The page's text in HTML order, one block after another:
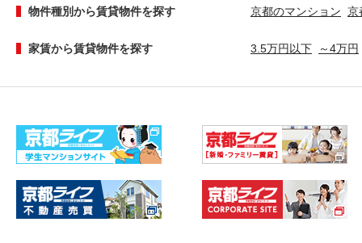
物件種別から賃貸物件を探す 京都のマンション 京
家賃から賃貸物件を探す 3.5万円以下 ～4万円